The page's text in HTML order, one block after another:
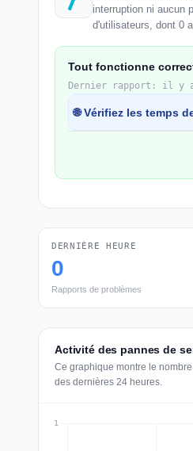
interruption ni aucun
d'utilisateurs, dont 0
Tout fonctionne
Dernier rapport: il y
🌐 Vérifiez les temps
DERNIÈRE HEURE
0
Rapports de problèmes
Activité des pannes de
Ce graphique montre le
des dernières 24 heures.